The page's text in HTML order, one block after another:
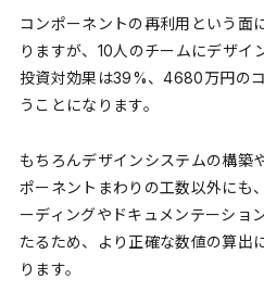
コンポーネントの再利用という面
りますが、10人のチームにデザイ
投資対効果は39%、4680万円の
うことになります。
もちろんデザインシステムの構築
ポーネントまわりの工数以外にも
ーディングやドキュメンテーショ
たるため、より正確な数値の算出
ります。